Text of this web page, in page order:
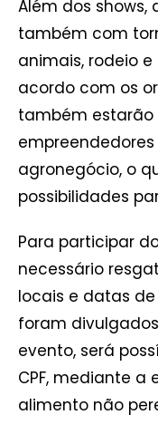
Além dos
também com
animais, rodeio
acordo com os
também estarão
agronegócio, o
possibilidades
Para participar
necessário
locais e datas
foram
evento, será
CPF, mediante
alimento não